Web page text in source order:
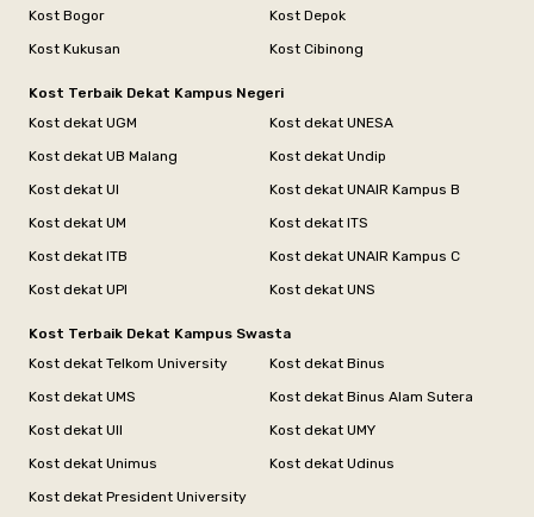
Kost Bogor
Kost Depok
Kost Kukusan
Kost Cibinong
Kost Terbaik Dekat Kampus Negeri
Kost dekat UGM
Kost dekat UNESA
Kost dekat UB Malang
Kost dekat Undip
Kost dekat UI
Kost dekat UNAIR Kampus B
Kost dekat UM
Kost dekat ITS
Kost dekat ITB
Kost dekat UNAIR Kampus C
Kost dekat UPI
Kost dekat UNS
Kost Terbaik Dekat Kampus Swasta
Kost dekat Telkom University
Kost dekat Binus
Kost dekat UMS
Kost dekat Binus Alam Sutera
Kost dekat UII
Kost dekat UMY
Kost dekat Unimus
Kost dekat Udinus
Kost dekat President University